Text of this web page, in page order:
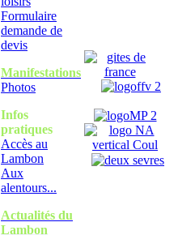
Formulaire
demande de
devis
Manifestations
Photos
Infos
pratiques
Accès au
Lambon
Aux
alentours...
Actualités du
Lambon